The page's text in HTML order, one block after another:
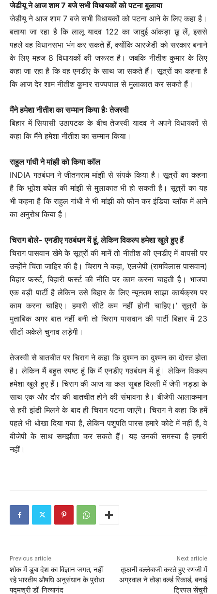
जेडीयू ने आज शाम 7 बजे सभी विधायकों को पटना बुलाया
जेडीयू ने आज शाम 7 बजे सभी विधायकों को पटना आने के लिए कहा है।
बताया जा रहा है कि लालू यादव 122 का जादुई आंकड़ा छू लें, इससे
पहले वह विधानसभा भंग कर सकते हैं, क्योंकि आरजेडी को सरकार बनाने
के लिए महज 8 विधायकों की जरूरत है। जबकि नीतीश कुमार के लिए
कहा जा रहा है कि वह एनडीए के साथ जा सकते हैं। सूत्रों का कहना है
कि आज देर शाम नीतीश कुमार राज्यपाल से मुलाकात कर सकते हैं।
मैंने हमेशा नीतीश का सम्मान किया हैः तेजस्वी
बिहार में सियासी उठापटक के बीच तेजस्वी यादव ने अपने विधायकों से
कहा कि मैंने हमेशा नीतीश का सम्मान किया।
राहुल गांधी ने मांझी को किया कॉल
INDIA गठबंधन ने जीतनराम मांझी से संपर्क किया है। सूत्रों का कहना
है कि भूपेश बघेल की मांझी से मुलाकात भी हो सकती है। सूत्रों का यह
भी कहना है कि राहुल गांधी ने भी मांझी को फोन कर इंडिया ब्लॉक में आने
का अनुरोध किया है।
चिराग बोले- एनडीए गठबंधन में हूं, लेकिन विकल्प हमेशा खुले हुए हैं
चिराग पासवान खेमे के सूत्रों की मानें तो नीतीश की एनडीए में वापसी पर
उन्होंने चिंता जाहिर की है। चिराग ने कहा, ‘एलजेपी (रामविलास पासवान)
बिहार फर्स्ट, बिहारी फर्स्ट की नीति पर काम करना चाहती है। भाजपा
एक बड़ी पार्टी है लेकिन उसे बिहार के लिए न्यूनतम साझा कार्यक्रम पर
काम करना चाहिए। हमारी सीटें कम नहीं होनी चाहिए।’ सूत्रों के
मुताबिक अगर बात नहीं बनी तो चिराग पासवान की पार्टी बिहार में 23
सीटों अकेले चुनाव लड़ेगी।
तेजस्वी से बातचीत पर चिराग ने कहा कि दुश्मन का दुश्मन का दोस्त होता
है। लेकिन मैं बहुत स्पष्ट हूं कि मैं एनडीए गठबंधन में हूं। लेकिन विकल्प
हमेशा खुले हुए हैं। चिराग की आज या कल सुबह दिल्ली में जेपी नड्डा के
साथ एक और दौर की बातचीत होने की संभावना है। बीजेपी आलाकमान
से हरी झंडी मिलने के बाद ही चिराग पटना जाएंगे। चिराग ने कहा कि हमें
पहले भी धोखा दिया गया है, लेकिन पशुपति पारस हमारे कोटे में नहीं हैं, वे
बीजेपी के साथ समझौता कर सकते हैं। यह उनकी समस्या है हमारी
नहीं।
Previous article
शोक में डूबा देश का विज्ञान जगत, नहीं
रहे भारतीय औषधि अनुसंधान के पुरोधा
पद्मश्री डॉ. नित्यानंद
Next article
तूफानी बल्लेबाजी करते हुए रणजी में
अग्रवाल ने तोड़ा वर्ल्ड ‎रिकार्ड, बनाई
‎ट्रिपल सेंचुरी